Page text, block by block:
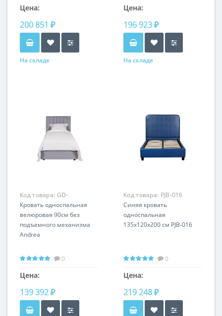
Цена:
200 851 ₽
На складе
Цена:
196 923 ₽
На складе
Код товара: GD-
ANDREA90-1
Кровать односпальная
велюровая 90см без
подъемного механизма
Andrea
0
Цена:
139 392 ₽
Код товара: PJB-016
Синяя кровать
односпальная
135х120х200 см PJB-016
0
Цена:
219 248 ₽